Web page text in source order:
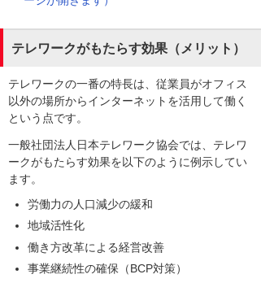
テレワークがもたらす効果（メリット）
テレワークの一番の特長は、従業員がオフィス
以外の場所からインターネットを活用して働く
という点です。
一般社団法人日本テレワーク協会では、テレワ
ークがもたらす効果を以下のように例示してい
ます。
労働力の人口減少の緩和
地域活性化
働き方改革による経営改善
事業継続性の確保（BCP対策）